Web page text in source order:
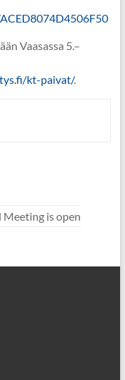
Vaasassa 5.–
kt-paivat/.
is open